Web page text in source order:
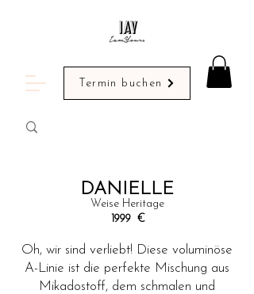
Termin buchen
DANIELLE
Weise Heritage
1999 €
Oh, wir sind verliebt! Diese voluminöse
A-Linie ist die perfekte Mischung aus
Mikadostoff, dem schmalen und